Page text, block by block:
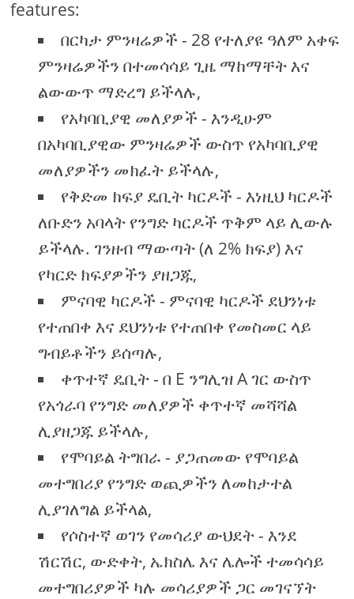
features:
በርካታ ምንዛሬዎች - 28 የተለያዩ ዓለም አቀፍ
ምንዛሬዎችን በተመሳሳይ ጊዜ ማከማቸት እና
ልውውጥ ማድረግ ይችላሉ,
የአካባቢያዊ መለያዎች - እንዲሁም
በአካባቢያዊው ምንዛሬዎች ውስጥ የአካባቢያዊ
መለያዎችን መክፈት ይችላሉ,
የቅድመ ክፍያ ዴቢት ካርዶች - እነዚህ ካርዶች
ለቡድን አባላት የንግድ ካርዶች ጥቅም ላይ ሊውሉ
ይችላሉ. ገንዘብ ማውጣት (ለ 2% ክፍያ) እና
የካርድ ክፍያዎችን ያዘጋጁ,
ምናባዊ ካርዶች - ምናባዊ ካርዶች ደህንነቱ
የተጠበቀ እና ደህንነቱ የተጠበቀ የመስመር ላይ
ግብይቶችን ይሰጣሉ,
ቀጥተኛ ዴቢት - በ E ንግሊዝ A ገር ውስጥ
የአጎራባ የንግድ መለያዎች ቀጥተኛ መሻሻል
ሊያዘጋጁ ይችላሉ,
የሞባይል ትግበራ - ያጋጠመው የሞባይል
መተግበሪያ የንግድ ወጪዎችን ለመከታተል
ሊያገለግል ይችላል,
የሶስተኛ ወገን የመሳሪያ ውህደት - እንደ
ሽርሽር, ውድቀት, ኤክስሌ እና ሌሎች ተመሳሳይ
መተግበሪያዎች ካሉ መሳሪያዎች ጋር መገናኘት